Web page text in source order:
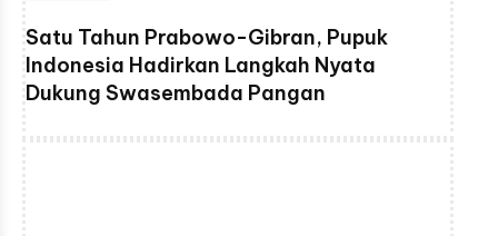
Satu Tahun Prabowo-Gibran, Pupuk
Indonesia Hadirkan Langkah Nyata
Dukung Swasembada Pangan